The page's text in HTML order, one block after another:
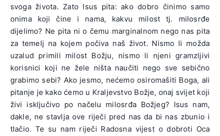
svoga života. Zato Isus pita: ako dobro činimo samo
onima koji čine i nama, kakvu milost tj. milosrđe
dijelimo? Ne pita ni o čemu marginalnom nego nas pita
za temelj na kojem počiva naš život. Nismo li možda
uzalud primili milost Božju, nismo li njeni gramzljivi
korisnici koji ne žele ništa naučiti nego sve sebično
grabimo sebi? Ako jesmo, nećemo osiromašiti Boga, ali
pitanje je kako ćemo u Kraljevstvo Božje, onaj svijet koji
živi isključivo po načelu milosrđa Božjeg? Isus nam,
dakle, ne stavlja ove riječi pred nas da bi nas zbunio i
tlačio. Te su nam riječi Radosna vijest o dobroti Oca